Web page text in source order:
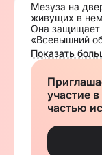
Мезуза на
живущих в
Она защищает
«Всевышний
отныне и
В вашем доме
Получите
Показать
участие
частью